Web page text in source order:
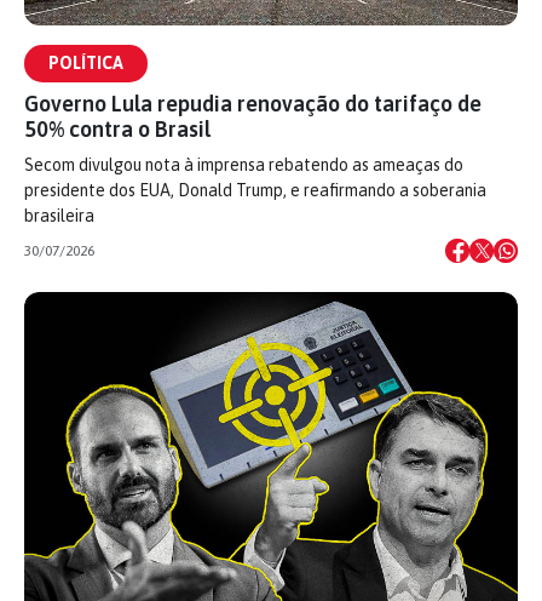
POLÍTICA
Governo Lula repudia renovação do tarifaço de
50% contra o Brasil
Secom divulgou nota à imprensa rebatendo as ameaças do
presidente dos EUA, Donald Trump, e reafirmando a soberania
brasileira
30/07/2026